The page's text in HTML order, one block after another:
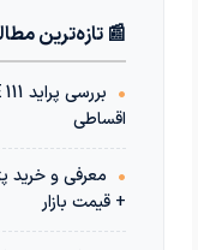
📰 تازه‌ترین
•
اقساطی
•
+ قیمت بازار